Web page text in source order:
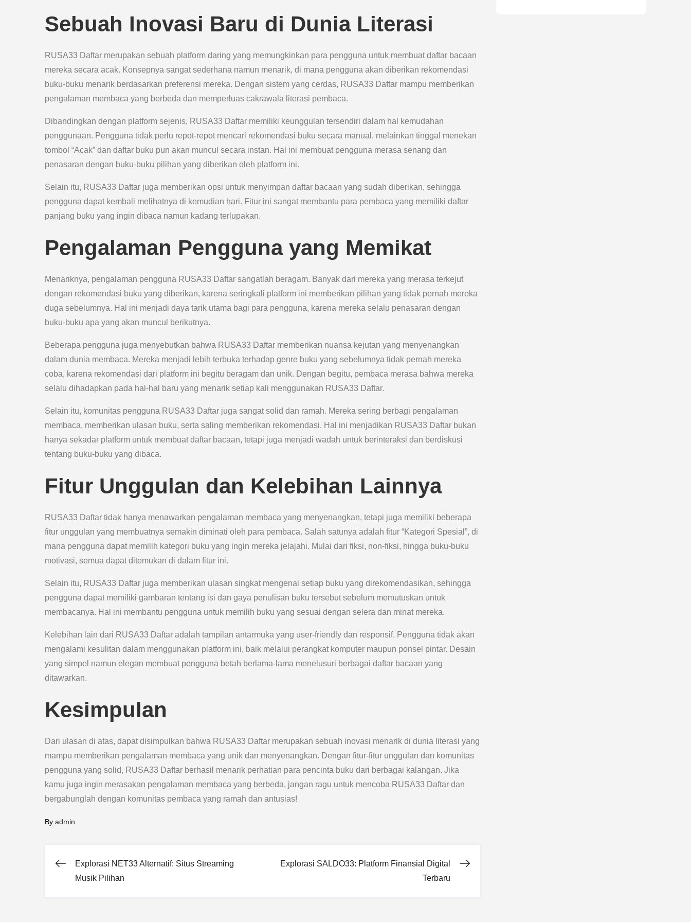
Sebuah Inovasi Baru di Dunia Literasi
RUSA33 Daftar merupakan sebuah platform daring yang memungkinkan para pengguna untuk membuat daftar bacaan
mereka secara acak. Konsepnya sangat sederhana namun menarik, di mana pengguna akan diberikan rekomendasi
buku-buku menarik berdasarkan preferensi mereka. Dengan sistem yang cerdas, RUSA33 Daftar mampu memberikan
pengalaman membaca yang berbeda dan memperluas cakrawala literasi pembaca.
Dibandingkan dengan platform sejenis, RUSA33 Daftar memiliki keunggulan tersendiri dalam hal kemudahan
penggunaan. Pengguna tidak perlu repot-repot mencari rekomendasi buku secara manual, melainkan tinggal menekan
tombol “Acak” dan daftar buku pun akan muncul secara instan. Hal ini membuat pengguna merasa senang dan
penasaran dengan buku-buku pilihan yang diberikan oleh platform ini.
Selain itu, RUSA33 Daftar juga memberikan opsi untuk menyimpan daftar bacaan yang sudah diberikan, sehingga
pengguna dapat kembali melihatnya di kemudian hari. Fitur ini sangat membantu para pembaca yang memiliki daftar
panjang buku yang ingin dibaca namun kadang terlupakan.
Pengalaman Pengguna yang Memikat
Menariknya, pengalaman pengguna RUSA33 Daftar sangatlah beragam. Banyak dari mereka yang merasa terkejut
dengan rekomendasi buku yang diberikan, karena seringkali platform ini memberikan pilihan yang tidak pernah mereka
duga sebelumnya. Hal ini menjadi daya tarik utama bagi para pengguna, karena mereka selalu penasaran dengan
buku-buku apa yang akan muncul berikutnya.
Beberapa pengguna juga menyebutkan bahwa RUSA33 Daftar memberikan nuansa kejutan yang menyenangkan
dalam dunia membaca. Mereka menjadi lebih terbuka terhadap genre buku yang sebelumnya tidak pernah mereka
coba, karena rekomendasi dari platform ini begitu beragam dan unik. Dengan begitu, pembaca merasa bahwa mereka
selalu dihadapkan pada hal-hal baru yang menarik setiap kali menggunakan RUSA33 Daftar.
Selain itu, komunitas pengguna RUSA33 Daftar juga sangat solid dan ramah. Mereka sering berbagi pengalaman
membaca, memberikan ulasan buku, serta saling memberikan rekomendasi. Hal ini menjadikan RUSA33 Daftar bukan
hanya sekadar platform untuk membuat daftar bacaan, tetapi juga menjadi wadah untuk berinteraksi dan berdiskusi
tentang buku-buku yang dibaca.
Fitur Unggulan dan Kelebihan Lainnya
RUSA33 Daftar tidak hanya menawarkan pengalaman membaca yang menyenangkan, tetapi juga memiliki beberapa
fitur unggulan yang membuatnya semakin diminati oleh para pembaca. Salah satunya adalah fitur “Kategori Spesial”, di
mana pengguna dapat memilih kategori buku yang ingin mereka jelajahi. Mulai dari fiksi, non-fiksi, hingga buku-buku
motivasi, semua dapat ditemukan di dalam fitur ini.
Selain itu, RUSA33 Daftar juga memberikan ulasan singkat mengenai setiap buku yang direkomendasikan, sehingga
pengguna dapat memiliki gambaran tentang isi dan gaya penulisan buku tersebut sebelum memutuskan untuk
membacanya. Hal ini membantu pengguna untuk memilih buku yang sesuai dengan selera dan minat mereka.
Kelebihan lain dari RUSA33 Daftar adalah tampilan antarmuka yang user-friendly dan responsif. Pengguna tidak akan
mengalami kesulitan dalam menggunakan platform ini, baik melalui perangkat komputer maupun ponsel pintar. Desain
yang simpel namun elegan membuat pengguna betah berlama-lama menelusuri berbagai daftar bacaan yang
ditawarkan.
Kesimpulan
Dari ulasan di atas, dapat disimpulkan bahwa RUSA33 Daftar merupakan sebuah inovasi menarik di dunia literasi yang
mampu memberikan pengalaman membaca yang unik dan menyenangkan. Dengan fitur-fitur unggulan dan komunitas
pengguna yang solid, RUSA33 Daftar berhasil menarik perhatian para pencinta buku dari berbagai kalangan. Jika
kamu juga ingin merasakan pengalaman membaca yang berbeda, jangan ragu untuk mencoba RUSA33 Daftar dan
bergabunglah dengan komunitas pembaca yang ramah dan antusias!
By admin
Post
Explorasi NET33 Alternatif: Situs Streaming
Musik Pilihan
Explorasi SALDO33: Platform Finansial Digital
Terbaru